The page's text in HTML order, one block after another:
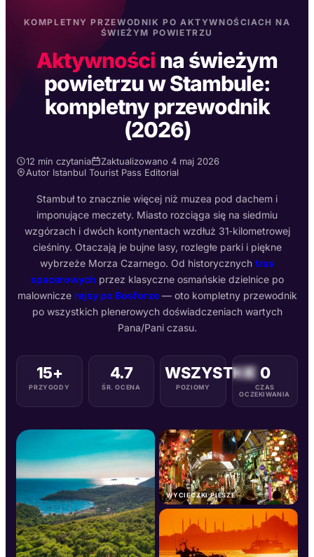
KOMPLETNY PRZEWODNIK PO AKTYWNOŚCIACH NA
ŚWIEŻYM POWIETRZU
Aktywności na świeżym
powietrzu w Stambule:
kompletny przewodnik
(2026)
12 min czytania
Zaktualizowano 4 maj 2026
Autor Istanbul Tourist Pass Editorial
Stambuł to znacznie więcej niż muzea pod dachem i
imponujące meczety. Miasto rozciąga się na siedmiu
wzgórzach i dwóch kontynentach wzdłuż 31‑kilometrowej
cieśniny. Otaczają je bujne lasy, rozległe parki i piękne
wybrzeże Morza Czarnego. Od historycznych tras
spacerowych przez klasyczne osmańskie dzielnice po
malownicze rejsy po Bosforze— oto kompletny przewodnik
po wszystkich plenerowych doświadczeniach wartych
Pana/Pani czasu.
15+
PRZYGODY
4.7
ŚR. OCENA
WSZYSTKIE
POZIOMY
0
CZAS
OCZEKIWANIA
WYCIECZKI PIESZE